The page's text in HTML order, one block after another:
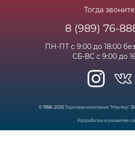
Часто задаваемые вопросы
Тогда звоните
8 (989) 76-
ПН-ПТ с 9:00 до 18:00
СБ-ВС с 9:00 до
© 1998-2026Торговая компания "Мастер".
Разработка и развитие